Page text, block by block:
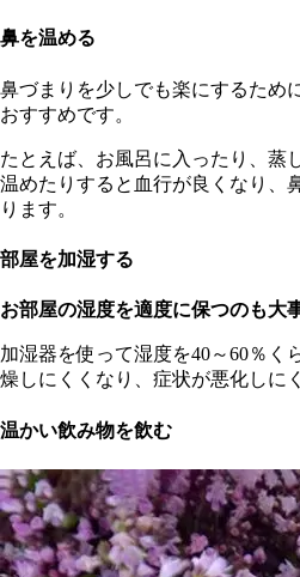
鼻を温める
鼻づまりを少しでも楽にするために
おすすめです。
たとえば、お風呂に入ったり、蒸
温めたりすると血行が良くなり、
ります。
部屋を加湿する
お部屋の湿度を適度に保つのも大
加湿器を使って湿度を40～60％く
燥しにくくなり、症状が悪化しに
温かい飲み物を飲む